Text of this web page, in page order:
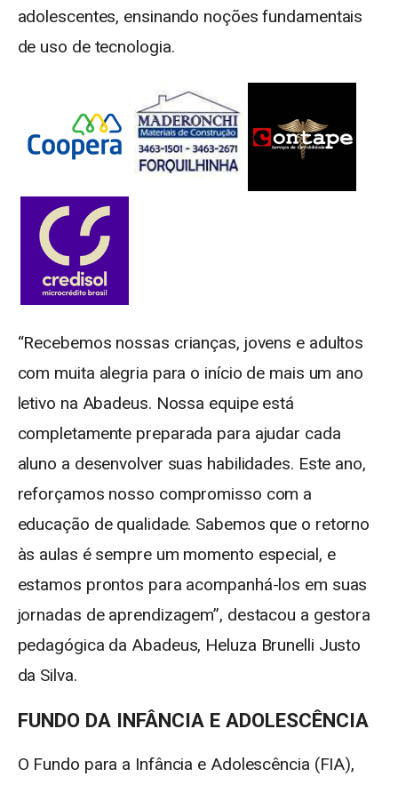
adolescentes, ensinando noções fundamentais
de uso de tecnologia.
“Recebemos nossas crianças, jovens e adultos
com muita alegria para o início de mais um ano
letivo na Abadeus. Nossa equipe está
completamente preparada para ajudar cada
aluno a desenvolver suas habilidades. Este ano,
reforçamos nosso compromisso com a
educação de qualidade. Sabemos que o retorno
às aulas é sempre um momento especial, e
estamos prontos para acompanhá-los em suas
jornadas de aprendizagem”, destacou a gestora
pedagógica da Abadeus, Heluza Brunelli Justo
da Silva.
FUNDO DA INFÂNCIA E ADOLESCÊNCIA
O Fundo para a Infância e Adolescência (FIA),